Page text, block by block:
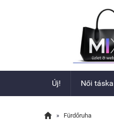
Új! Női táska
 » Fürdőruha